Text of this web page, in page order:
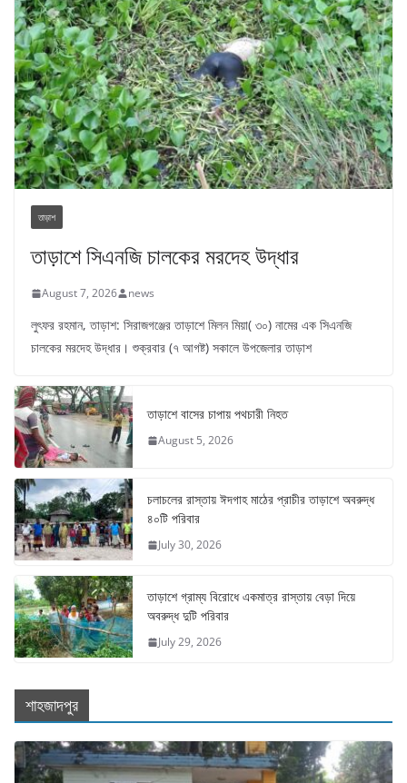
তাড়াশ
তাড়াশে সিএনজি চালকের মরদেহ উদ্ধার
August 7, 2026 news
লুৎফর রহমান, তাড়াশ: সিরাজগঞ্জের তাড়াশে মিলন মিয়া( ৩০) নামের এক সিএনজি
চালকের মরদেহ উদ্ধার। শুক্রবার (৭ আগষ্ট) সকালে উপজেলার তাড়াশ
তাড়াশে বাসের চাপায় পথচারী নিহত
August 5, 2026
চলাচলের রাস্তায় ঈদগাহ মাঠের প্রাচীর তাড়াশে অবরুদ্ধ
৪০টি পরিবার
July 30, 2026
তাড়াশে গ্রাম্য বিরোধে একমাত্র রাস্তায় বেড়া দিয়ে
অবরুদ্ধ দুটি পরিবার
July 29, 2026
শাহজাদপুর